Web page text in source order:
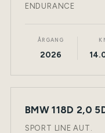
ENDURANCE
ÅRGANG
2026
BMW 118D 2,0
SPORT LINE AUT.